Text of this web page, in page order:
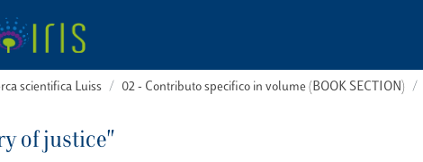
scientifica Luiss 02 - Contributo specifico in volume (BOOK SECTION)
of justice"